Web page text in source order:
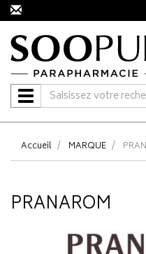
Navigation
Accueil MARQUE
PRANAROM